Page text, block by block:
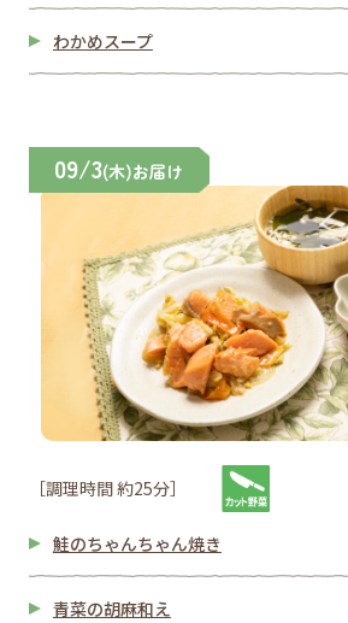
わかめスープ
09/3(木)お届け
［調理時間 約25分］
鮭のちゃんちゃん焼き
青菜の胡麻和え